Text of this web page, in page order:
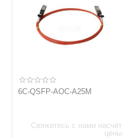
6C-QSFP-AOC-A25M
Свяжитесь с нами насчёт
цены